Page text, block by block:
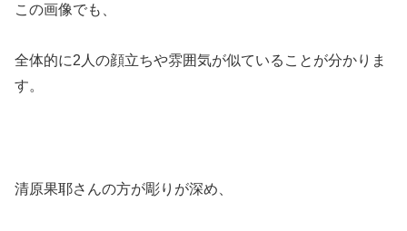
この画像でも、
全体的に2人の顔立ちや雰囲気が似ていることが分かりま
す。
清原果耶さんの方が彫りが深め、